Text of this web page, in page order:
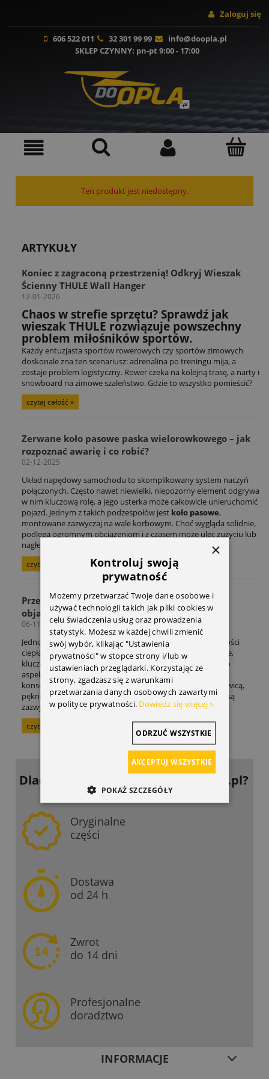
Zaloguj się
606 522 011 32 301 99 99
info@doopla.pl
SKLEP CZYNNY: pn-pt 9:00 - 17:00
Ten produkt jest niedostępny.
ARTYKUŁY
Koniec z zagraconą przestrzenią! Odkryj Wieszak
Ścienny THULE Wall Hanger
12-01-2026
Chaos w strefie sprzętu? Sprawdź jak
wieszak THULE rozwiązuje powszechny
problem miłośników sportów.
Każdy entuzjasta sportów rowerowych czy sportów zimowych
doskonale zna ten scenariusz: adrenalina po treningu mija, a
zostaje problem logistyczny. Rower czeka na kolejną trasę, a narty i
snowboard na zimowe szaleństwo. Gdzie to wszystko pomieścić?
czytaj całość »
Zerwane koło pasowe paska wielorowkowego – jak
rozpoznać awarię i co robić?
02-12-2025
Układ napędowy samochodu to skomplikowany system naczyń
połączonych. Często nawet niewielki, niepozorny element odgrywa
w nim kluczową rolę, a jego usterka może całkowicie unieruchomić
pojazd. Jednym z takich podzespołów jest koło pasowe,
montowane zazwyczaj na wale korbowym. Choć wygląda solidnie,
podlega ogromnym obciążeniom i z czasem może ulec zużyciu lub
nagłemu zerwaniu.
czytaj całość »
Przegrzanie silnika – jak zapobiegać i jakie są
objawy? Poradnik
06-11-2025
Jednostka napędowa podczas pracy wytwarza ogromne ilości
ciepła. Aby silnik mógł funkcjonować prawidłowo i wydajnie,
kluczowe jest jego efektywne chłodzenie. Zaniedbanie tego
aspektu prowadzi do przegrzania, co grozi poważnymi
konsekwencjami, takimi jak uszkodzenie uszczelki pod głowicą,
pęknięcie głowicy czy zatarcie tłoków. Tego typu naprawy są
zazwyczaj bardzo kosztowne.
czytaj całość »
Dlaczego warto kupować w DoOpla.pl?
Oryginalne
części
Dostawa
od 24 h
Zwrot
do 14 dni
Profesjonalne
doradztwo
INFORMACJE
×
Kontroluj swoją
prywatność
Możemy przetwarzać Twoje dane osobowe i
używać technologii takich jak pliki cookies w
celu świadczenia usług oraz prowadzenia
statystyk. Możesz w każdej chwili zmienić
swój wybór, klikając "Ustawienia
prywatności" w stopce strony i/lub w
ustawieniach przeglądarki. Korzystając ze
strony, zgadzasz się z warunkami
przetwarzania danych osobowych zawartymi
w polityce prywatności. Dowiedz się więcej »
AKCEPTUJ WSZYSTKIE
ODRZUĆ WSZYSTKIE
POKAŻ SZCZEGÓŁY